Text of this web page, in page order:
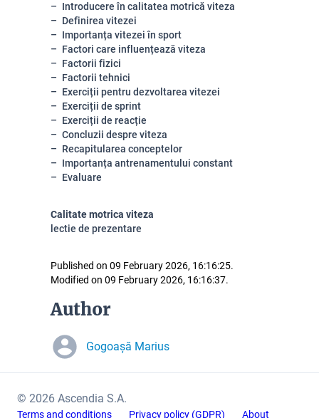
Introducere în calitatea motrică viteza
Definirea vitezei
Importanța vitezei în sport
Factori care influențează viteza
Factorii fizici
Factorii tehnici
Exerciții pentru dezvoltarea vitezei
Exerciții de sprint
Exerciții de reacție
Concluzii despre viteza
Recapitularea conceptelor
Importanța antrenamentului constant
Evaluare
Calitate motrica viteza
lectie de prezentare
Published on 09 February 2026, 16:16:25.
Modified on 09 February 2026, 16:16:37.
Author
Gogoașă Marius
© 2026 Ascendia S.A.
Terms and conditions Privacy policy (GDPR) About